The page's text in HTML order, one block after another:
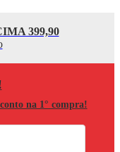
399,90
na 1° compra!